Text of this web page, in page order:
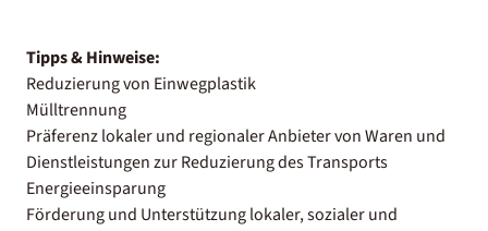
Tipps & Hinweise:
Reduzierung von Einwegplastik
Mülltrennung
Präferenz lokaler und regionaler Anbieter von Waren und
Dienstleistungen zur Reduzierung des Transports
Energieeinsparung
Förderung und Unterstützung lokaler, sozialer und